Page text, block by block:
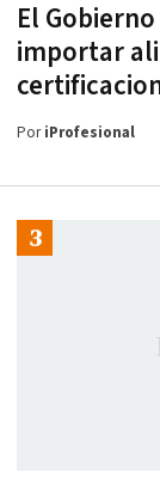
El
importar
PoriProfesional